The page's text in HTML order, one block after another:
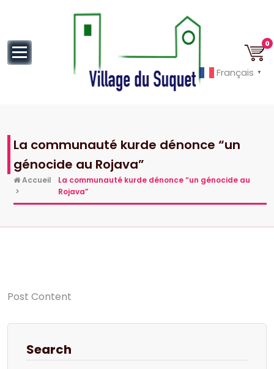
0
La communauté kurde dénonce “un
génocide au Rojava”
Accueil
>
La communauté kurde dénonce “un génocide au
Rojava”
Post Content
Search
Français ▼